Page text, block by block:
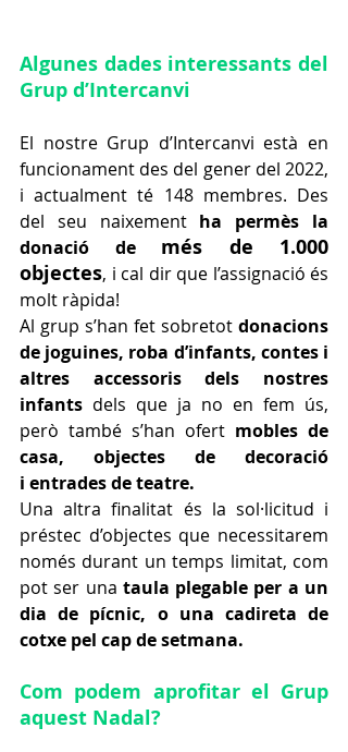
Algunes dades interessants del
Grup d’Intercanvi
El nostre Grup d’Intercanvi està en
funcionament des del gener del 2022,
i actualment té 148 membres. Des
del seu naixement ha permès la
donació de més de 1.000
objectes, i cal dir que l’assignació és
molt ràpida!
Al grup s’han fet sobretot donacions
de joguines, roba d’infants, contes i
altres
infants dels que ja no en fem ús,
però també s’han ofert mobles de
casa, objectes de decoració
i entrades de teatre.
Una altra finalitat és la sol·licitud i
préstec d’objectes que necessitarem
només durant un temps limitat, com
pot ser una taula plegable per a un
dia de pícnic, o una cadireta de
cotxe pel cap de setmana.
Com podem aprofitar el Grup
aquest Nadal?